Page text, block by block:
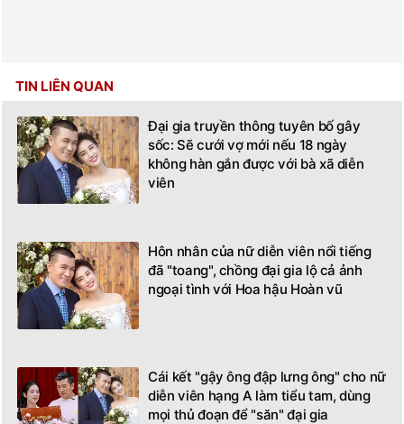
TIN LIÊN QUAN
Đại gia truyền thông tuyên bố gây
sốc: Sẽ cưới vợ mới nếu 18 ngày
không hàn gắn được với bà xã diễn
viên
Hôn nhân của nữ diễn viên nổi tiếng
đã "toang", chồng đại gia lộ cả ảnh
ngoại tình với Hoa hậu Hoàn vũ
Cái kết "gậy ông đập lưng ông" cho nữ
diễn viên hạng A làm tiểu tam, dùng
mọi thủ đoạn để "săn" đại gia